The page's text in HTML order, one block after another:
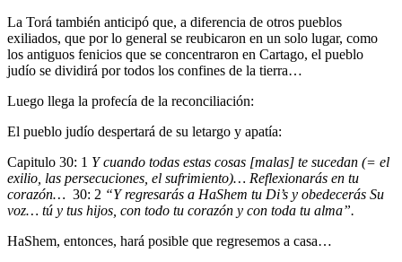
La Torá también anticipó que, a diferencia de otros pueblos
exiliados, que por lo general se reubicaron en un solo lugar, como
los antiguos fenicios que se concentraron en Cartago, el pueblo
judío se dividirá por todos los confines de la tierra…
Luego llega la profecía de la reconciliación:
El pueblo judío despertará de su letargo y apatía:
Capitulo 30: 1 Y cuando todas estas cosas [malas] te sucedan (= el
exilio, las persecuciones, el sufrimiento)… Reflexionarás en tu
corazón… 30: 2 “Y regresarás a HaShem tu Di’s y obedecerás Su
voz… tú y tus hijos, con todo tu corazón y con toda tu alma”.
HaShem, entonces, hará posible que regresemos a casa…